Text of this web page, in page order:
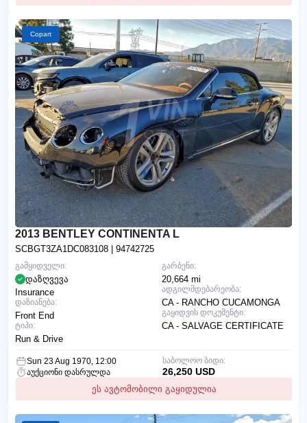
Copart
2013 BENTLEY CONTINENTA L
SCBGT3ZA1DC083108 | 94742725
გარბენი:
20,664 mi
ადგილმდებარეობა:
CA - RANCHO CUCAMONGA
გაყიდვის დოკუმენტი:
CA - SALVAGE CERTIFICATE
გამყიდველი:
დაზღვევა
Insurance
დაზიანება:
Front End
ტიპი:
Run & Drive
Sun 23 Aug 1970, 12:00
აუქციონი დასრულდა
ეს ავტომობილი გაყიდულია
საბოლოო ბიდი:
26,250 USD